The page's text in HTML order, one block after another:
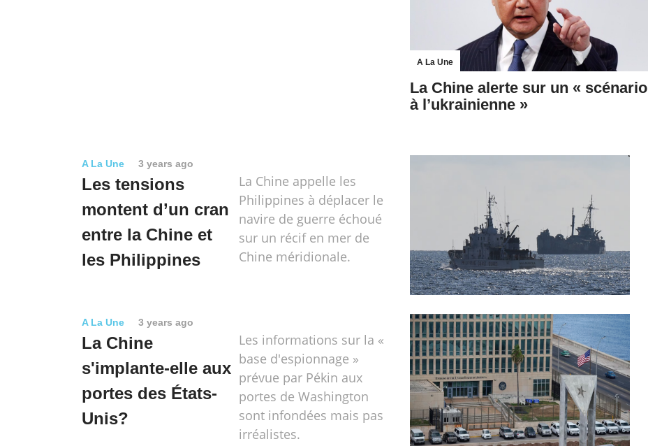
A La Une
La Chine alerte sur un « scénario
à l’ukrainienne »
A La Une 3 years ago
Les tensions
montent d’un cran
entre la Chine et
les Philippines
La Chine appelle les
Philippines à déplacer le
navire de guerre échoué
sur un récif en mer de
Chine méridionale.
A La Une 3 years ago
La Chine
s'implante-elle aux
portes des États-
Unis?
Les informations sur la «
base d'espionnage »
prévue par Pékin aux
portes de Washington
sont infondées mais pas
irréalistes.